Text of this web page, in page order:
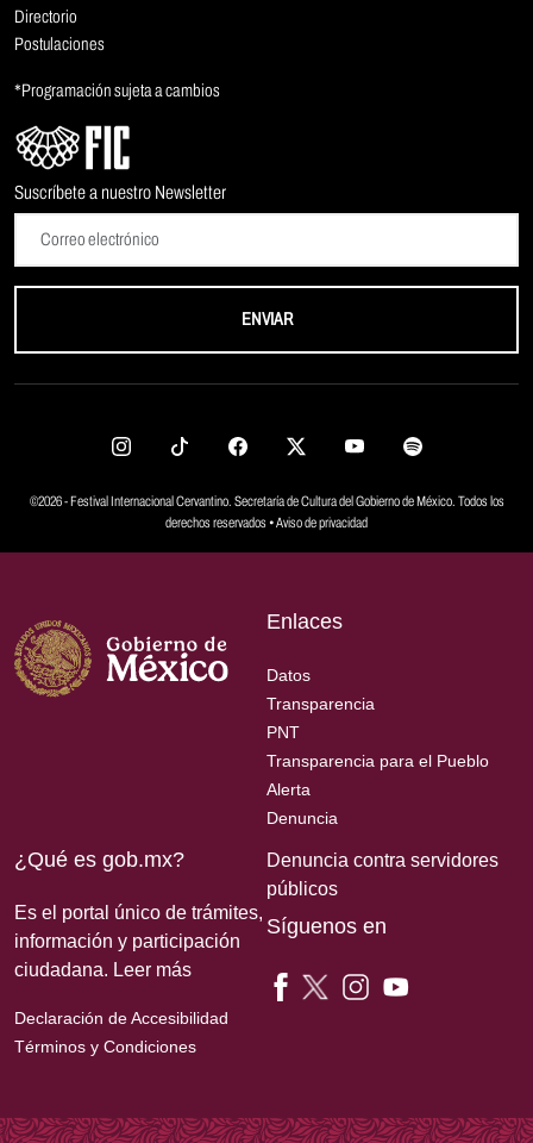
Directorio
Postulaciones
*Programación sujeta a cambios
Suscríbete a nuestro Newsletter
ENVIAR
©2026 - Festival Internacional Cervantino. Secretaría de Cultura del Gobierno de México. Todos los
derechos reservados •Aviso de privacidad
Enlaces
Datos
Transparencia
PNT
Transparencia para el Pueblo
Alerta
Denuncia
¿Qué es gob.mx?
Es el portal único de trámites,
información y participación
ciudadana. Leer más
Declaración de Accesibilidad
Términos y Condiciones
Denuncia contra servidores
públicos
Síguenos en